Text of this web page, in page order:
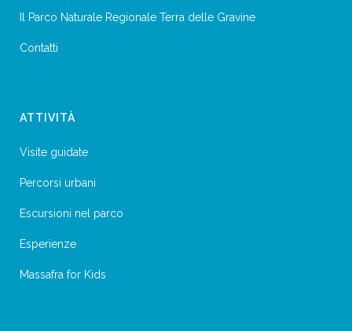
Il Parco Naturale Regionale Terra delle Gravine
Contatti
ATTIVITÀ
Visite guidate
Percorsi urbani
Escursioni nel parco
Esperienze
Massafra for Kids